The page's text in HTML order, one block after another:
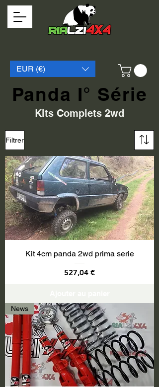
EUR (€)
Panda I° Série
Kits Complets 2wd
Filtrer
Kit 4cm panda 2wd prima serie
Prix
527,04 €
News